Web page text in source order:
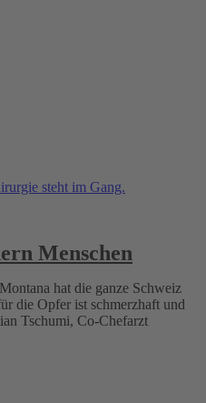
Menschen
hat die ganze Schweiz
die Opfer ist schmerzhaft und
Tschumi, Co-Chefarzt